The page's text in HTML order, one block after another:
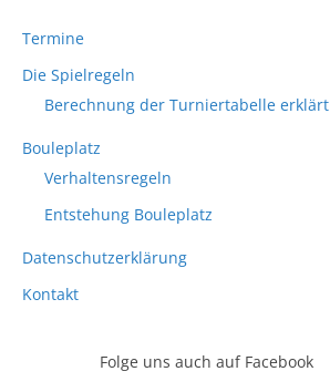
Termine
Die Spielregeln
Berechnung der Turniertabelle erklärt
Bouleplatz
Verhaltensregeln
Entstehung Bouleplatz
Datenschutzerklärung
Kontakt
Folge uns auch auf Facebook